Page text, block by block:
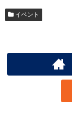
イベント